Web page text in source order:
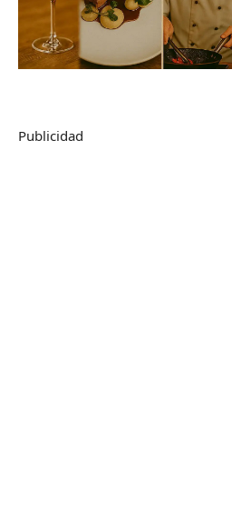
Publicidad